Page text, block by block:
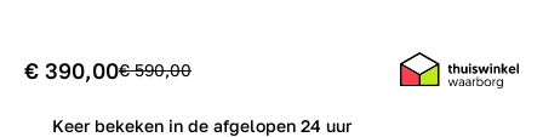
€ 390,00€ 590,00
Keer bekeken in de afgelopen 24 uur